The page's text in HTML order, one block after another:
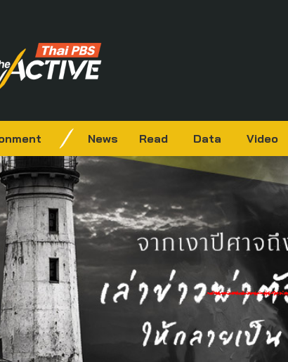
News Read Data Video